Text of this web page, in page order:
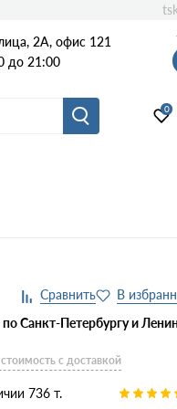
2А, офис 121
до 21:00
0
Санкт-Петербургу и
с доставкой
736 т.